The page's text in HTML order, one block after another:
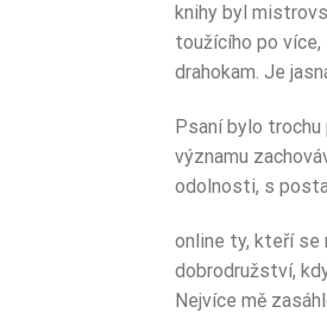
knihy byl
toužícího po více,
drahokam. Je
Psaní bylo
významu
odolnosti, s
online ty, kteří se
dobrodružství,
Nejvíce mě